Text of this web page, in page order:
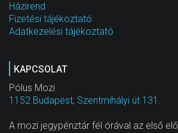
Házirend
Fizetési tájékoztató
Adatkezelési tájékoztató
KAPCSOLAT
Pólus Mozi
1152 Budapest, Szentmihályi út 131.
A mozi jegypénztár fél órával az első